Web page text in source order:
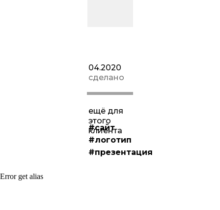
04.2020
сделано
дней
ещё для
этого
клиента
#сайт
#логотип
#презентация
Error get alias